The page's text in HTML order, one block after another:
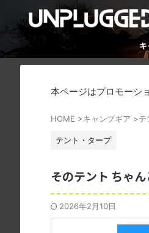
本ページはプロモーシ
HOME >キャンプギア >テ
テント・タープ
そのテント ちゃ
2026年2月10日